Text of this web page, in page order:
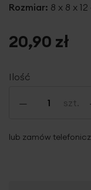
Rozmiar: 8 x 8 x
Ilość
- szt.
20,90 zł
lub zamów